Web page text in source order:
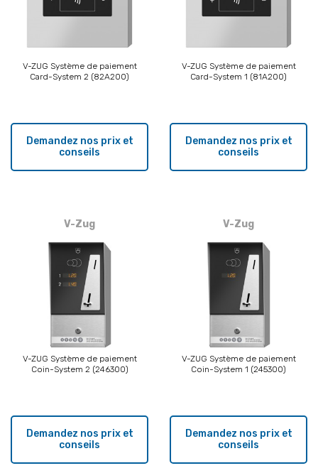
V-ZUG Système de paiement
Card-System 2 (82A200)
Demandez nos prix et
conseils
V-ZUG Système de paiement
Card-System 1 (81A200)
Demandez nos prix et
conseils
V-Zug
V-ZUG Système de paiement
Coin-System 2 (246300)
Demandez nos prix et
conseils
V-Zug
V-ZUG Système de paiement
Coin-System 1 (245300)
Demandez nos prix et
conseils